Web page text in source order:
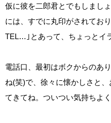
仮に彼を二郎君とでもしまし
には、すでに丸印がされてお
TEL…｣とあって、ちょっとイ
電話口、最初はボクからのあ
ね(笑)で、徐々に懐かしさと
てきてね。ついつい気持ちよく